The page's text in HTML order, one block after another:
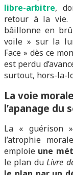
libre-arbitre,
retour à la vie.
bâillonne en
voile » sur la
Face » dès ce
est perdu
surtout, hors-la-
La voie
l’apanage du
La « guérison
l’atrophie
emploie une
le plan duLivre